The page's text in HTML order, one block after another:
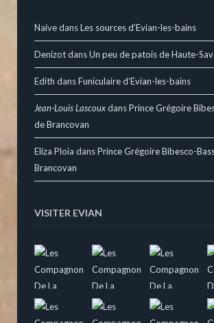
NaivedansLes sources d’Evian-les-bains
DenizotdansUn peu de patois de Haute-
Edith dansFuniculaire d’Evian-les-bains
Jean-Louis LascouxdansPrince Grégoire
de Brancovan
Eliza Ploia dansPrince Grégoire Bibesco-
Brancovan
VISITER EVIAN